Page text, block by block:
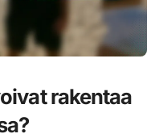
rakentaa